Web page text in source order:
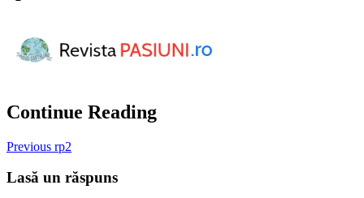
Continue Reading
Previous rp2
Lasă un răspuns